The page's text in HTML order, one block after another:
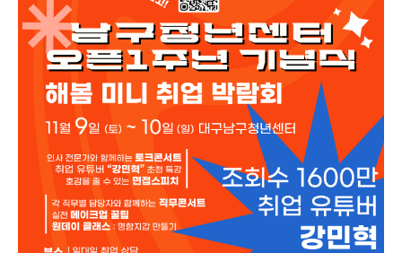
센터 인스타그램 @youth_namgu ▪️ Tel. 053-473-2023 남구청년
센터 "나우, 지금 나와 우리의 이야기" 시작합니다.